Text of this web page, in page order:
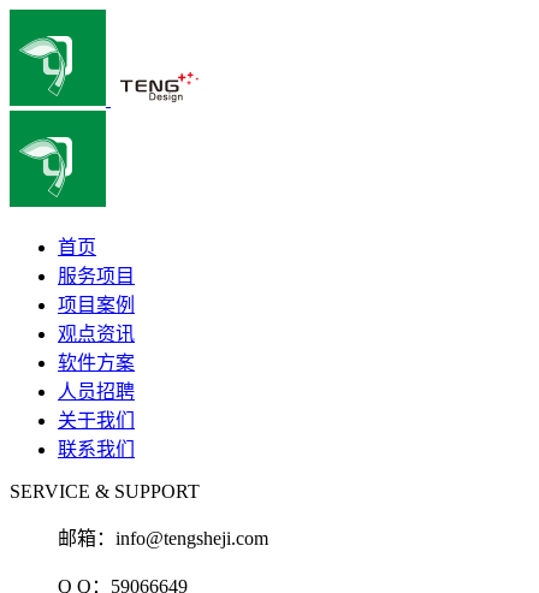
首页
服务项目
项目案例
观点资讯
软件方案
人员招聘
关于我们
联系我们
SERVICE & SUPPORT
邮箱： info@tengsheji.com
Q Q： 59066649